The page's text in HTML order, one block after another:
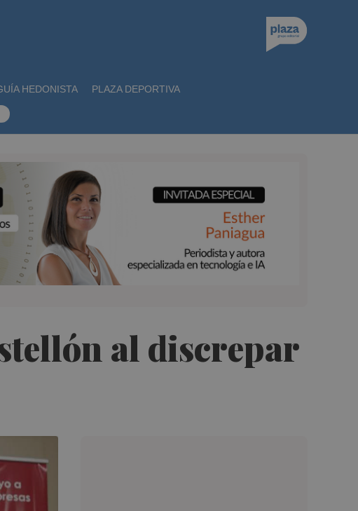
HEDONISTA PLAZA DEPORTIVA
al discrepar